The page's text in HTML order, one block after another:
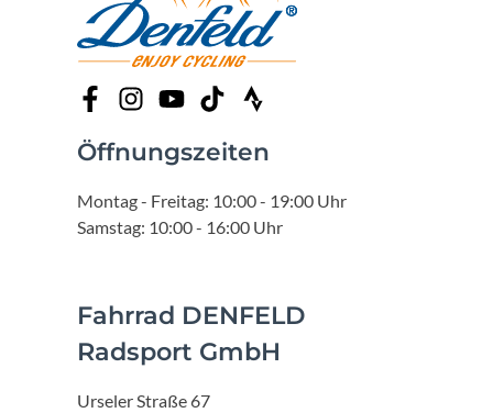
Öffnungszeiten
Montag - Freitag: 10:00 - 19:00 Uhr
Samstag: 10:00 - 16:00 Uhr
Fahrrad DENFELD
Radsport GmbH
Urseler Straße 67